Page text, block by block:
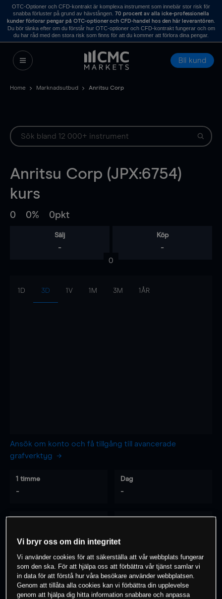
OTC-Optioner och CFD-kontrakt är komplexa instrument som innebär stor risk för
snabba förluster på grund av hävstången. 70 procent av alla icke-professionella
kunder förlorar pengar på OTC-optioner och CFD-handel hos den här leverantören.
Du bör tänka efter om du förstår hur OTC-optioner och CFD-kontrakt fungerar och om
du har råd med den stora risk som finns för att du kommer att förlora dina pengar.
Bli kund
Home Marknadsutbud Anritsu Corp
Anritsu Corp (JPX:6754)
kurs
0 0% 0pkt
Sälj
-
Köp
-
0
1D 3D 1V 1M 3M 1ÅR
Ansök om konto och få tillgång till avancerade
grafverktyg
1 timme
-
Dag
-
0% av kunderna har en position i detta
instrument
Vi bryr oss om din integritet
Vi använder cookies för att säkerställa att vår webbplats fungerar
som den ska. För att hjälpa oss att förbättra vår tjänst samlar vi
in data för att förstå hur våra besökare använder webbplatsen.
Genom att tillåta alla cookies kan vi förbättra din upplevelse
genom att hjälpa dig hitta information snabbare och anpassa